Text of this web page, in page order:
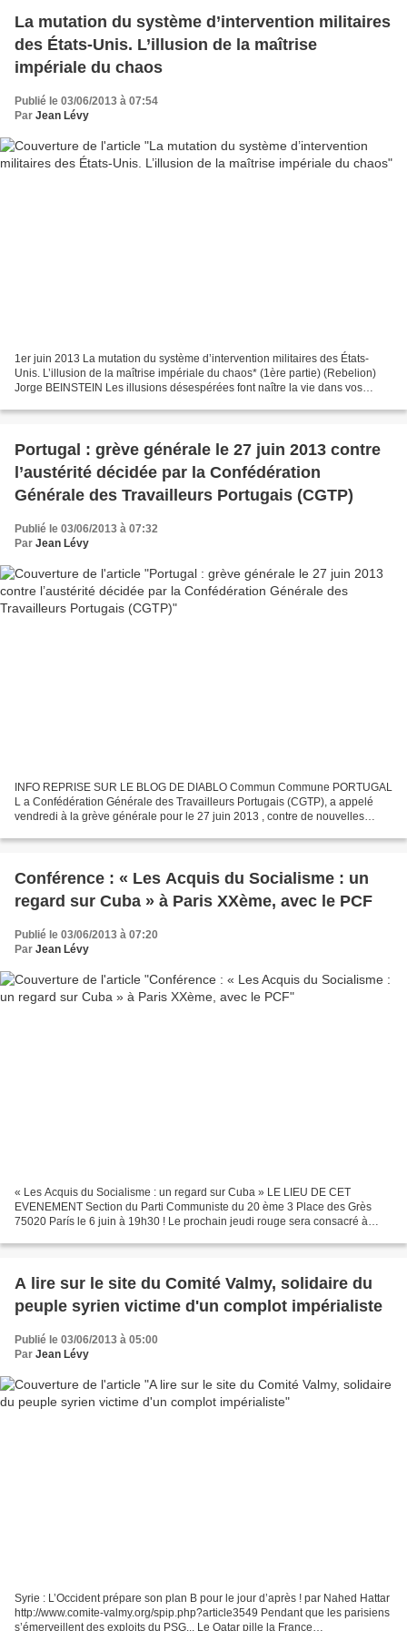
La mutation du système d’intervention militaires
des États-Unis. L’illusion de la maîtrise
impériale du chaos
Publié le 03/06/2013 à 07:54
Par Jean Lévy
1er juin 2013 La mutation du système d’intervention militaires des États-
Unis. L’illusion de la maîtrise impériale du chaos* (1ère partie) (Rebelion)
Jorge BEINSTEIN Les illusions désespérées font naître la vie dans vos
Portugal : grève générale le 27 juin 2013 contre
l’austérité décidée par la Confédération
Générale des Travailleurs Portugais (CGTP)
Publié le 03/06/2013 à 07:32
Par Jean Lévy
INFO REPRISE SUR LE BLOG DE DIABLO Commun Commune PORTUGAL
L a Confédération Générale des Travailleurs Portugais (CGTP), a appelé
vendredi à la grève générale pour le 27 juin 2013 , contre de nouvelles
Conférence : « Les Acquis du Socialisme : un
regard sur Cuba » à Paris XXème, avec le PCF
Publié le 03/06/2013 à 07:20
Par Jean Lévy
« Les Acquis du Socialisme : un regard sur Cuba » LE LIEU DE CET
EVENEMENT Section du Parti Communiste du 20 ème 3 Place des Grès
75020 París le 6 juin à 19h30 ! Le prochain jeudi rouge sera consacré à
A lire sur le site du Comité Valmy, solidaire du
peuple syrien victime d'un complot impérialiste
Publié le 03/06/2013 à 05:00
Par Jean Lévy
Syrie : L’Occident prépare son plan B pour le jour d’après ! par Nahed Hattar
http://www.comite-valmy.org/spip.php?article3549 Pendant que les parisiens
s’émerveillent des exploits du PSG... Le Qatar pille la France